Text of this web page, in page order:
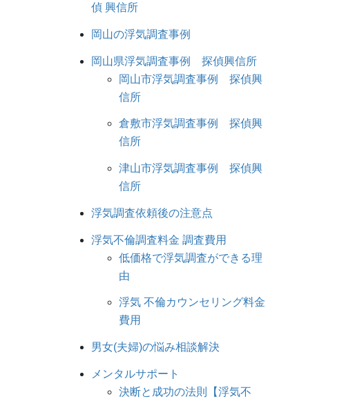
偵 興信所
岡山の浮気調査事例
岡山県浮気調査事例 探偵興信所
岡山市浮気調査事例 探偵興
信所
倉敷市浮気調査事例 探偵興
信所
津山市浮気調査事例 探偵興
信所
浮気調査依頼後の注意点
浮気不倫調査料金 調査費用
低価格で浮気調査ができる理
由
浮気 不倫カウンセリング料金
費用
男女(夫婦)の悩み相談解決
メンタルサポート
決断と成功の法則【浮気不